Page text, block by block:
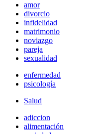
amor
divorcio
infidelidad
matrimonio
noviazgo
pareja
sexualidad
enfermedad
psicología
Salud
adiccion
alimentación